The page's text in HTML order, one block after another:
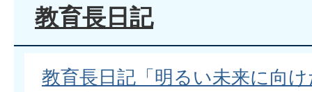
教育長日記
教育長日記「明るい未来に向